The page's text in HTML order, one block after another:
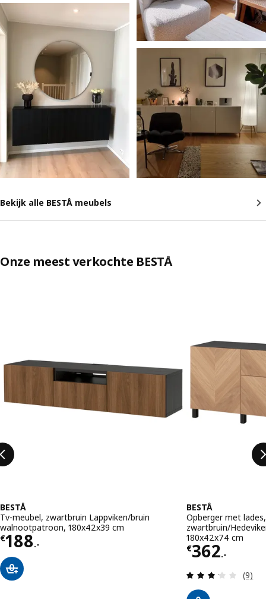
Bekijk alle BESTÅ meubels
Onze meest verkochte BESTÅ
BESTÅ
Tv-meubel, zwartbruin Lappviken/bruin
walnootpatroon, 180x42x39 cm
€188.-
Prijs € 188.-
BESTÅ
Opberger met lades,
zwartbruin/
180x42x74 cm
€362.-
Prijs €
(9)